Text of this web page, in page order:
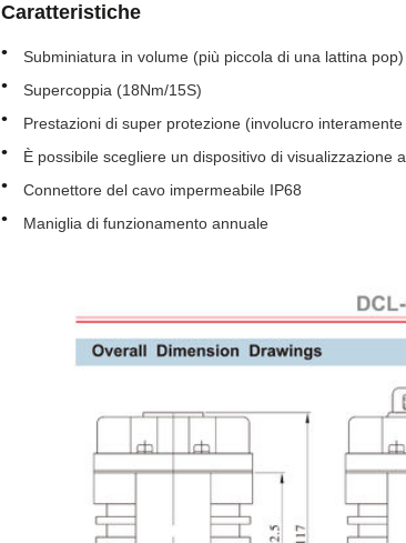
Caratteristiche
Subminiatura in volume (più piccola di una lattina pop)
Supercoppia (18Nm/15S)
Prestazioni di super protezione (involucro
È possibile scegliere un dispositivo di visualizzazione
Connettore del cavo impermeabile IP68
Maniglia di funzionamento annuale